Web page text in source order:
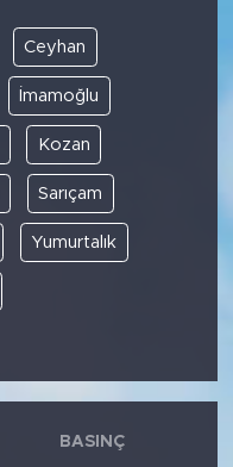
Ceyhan
İmamoğlu
Kozan
Sarıçam
Yumurtalık
BASINÇ